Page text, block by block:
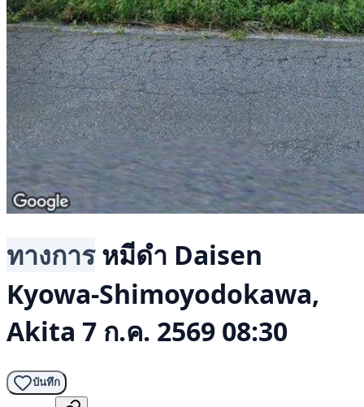
ทางการ หมีดำ Daisen
Kyowa-Shimoyodokawa,
Akita 7 ก.ค. 2569 08:30
บันทึก